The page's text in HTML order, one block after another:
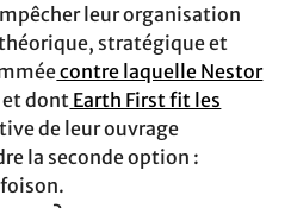
leur organisation
stratégique et
contre laquelle Nestor
et dont Earth First fit les
de leur ouvrage
la seconde option :